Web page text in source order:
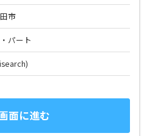
市
パート
面に進む